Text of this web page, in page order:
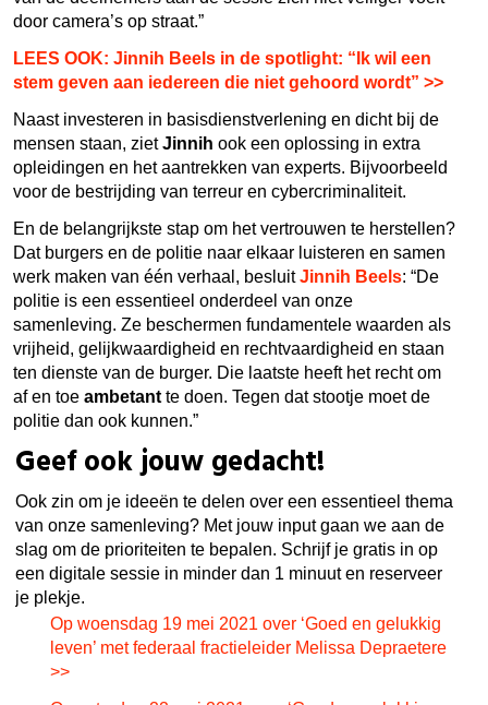
door camera’s op straat.”
LEES OOK: Jinnih Beels in de spotlight: “Ik wil een
stem geven aan iedereen die niet gehoord wordt” >>
Naast investeren in basisdienstverlening en dicht bij de
mensen staan, zietJinnih ook een oplossing in extra
opleidingen en het aantrekken van experts. Bijvoorbeeld
voor de bestrijding van terreur en cybercriminaliteit.
En de belangrijkste stap om het vertrouwen te herstellen?
Dat burgers en de politie naar elkaar luisteren en samen
werk maken van één verhaal, besluitJinnih Beels: “De
politie is een essentieel onderdeel van onze
samenleving. Ze beschermen fundamentele waarden als
vrijheid, gelijkwaardigheid en rechtvaardigheid en staan
ten dienste van de burger. Die laatste heeft het recht om
af en toe ambetant te doen. Tegen dat stootje moet de
politie dan ook kunnen.”
Geef ook jouw gedacht!
Ook zin om je ideeën te delen over een essentieel thema
van onze samenleving? Met jouw input gaan we aan de
slag om de prioriteiten te bepalen. Schrijf je gratis in op
een digitale sessie in minder dan 1 minuut en reserveer
je plekje.
Op woensdag 19 mei 2021 over ‘Goed en gelukkig
leven’ met federaal fractieleider Melissa Depraetere
>>